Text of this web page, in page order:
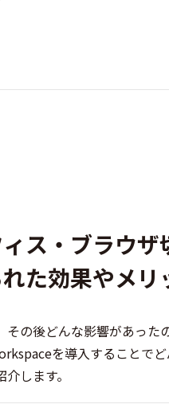
ス・ブラウ
た効果やメリ
の後どんな影響があっ
を導入することで
します。